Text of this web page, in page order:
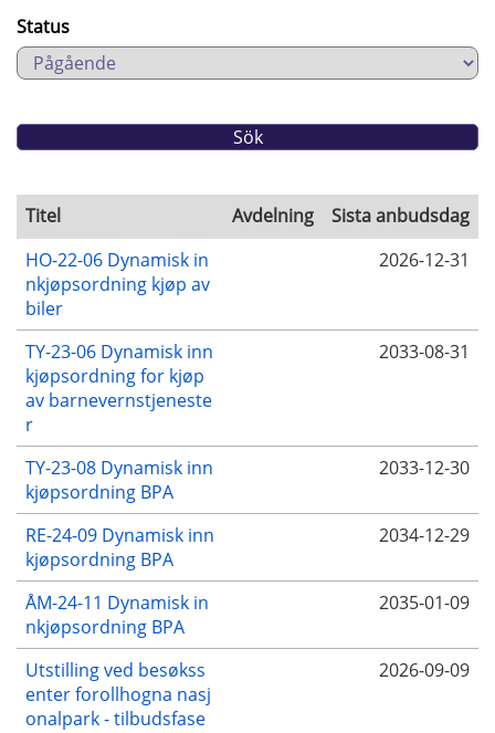
Status
Titel Avdelning
Sista anbudsdag
HO-22-06 Dynamisk in
nkjøpsordning kjøp av
biler
2026-12-31
TY-23-06 Dynamisk inn
kjøpsordning for kjøp
av barnevernstjeneste
r
2033-08-31
TY-23-08 Dynamisk inn
kjøpsordning BPA
2033-12-30
RE-24-09 Dynamisk inn
kjøpsordning BPA
2034-12-29
ÅM-24-11 Dynamisk in
nkjøpsordning BPA
2035-01-09
Utstilling ved besøkss
enter forollhogna nasj
onalpark - tilbudsfase
2026-09-09